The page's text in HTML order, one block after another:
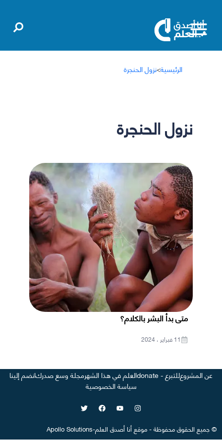
الرئيسية>نزول الحنجرة
نزول الحنجرة
متى بدأ البشر بالكلام؟
11 فبراير ، 2024
عن المشروعللتبرع - donate العلم في هذا الشهرمجلة وسع صدركانضم إلينا
سياسة الخصوصية
©جميع الحقوق محفوظة-موقع أنا أصدق العلم-
Apollo Solutions